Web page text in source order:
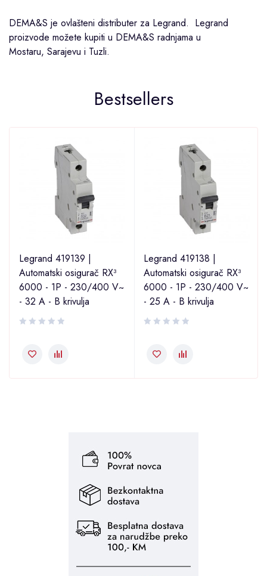
DEMA&S je ovlašteni distributer za Legrand. Legrand
proizvode možete kupiti u DEMA&S radnjama u
Mostaru, Sarajevu i Tuzli.
Bestsellers
Legrand 419139 |
Automatski osigurač RX³
6000 - 1P - 230/400 V~
- 32 A - B krivulja
Legrand 419138 |
Automatski osigurač RX³
6000 - 1P - 230/400 V~
- 25 A - B krivulja